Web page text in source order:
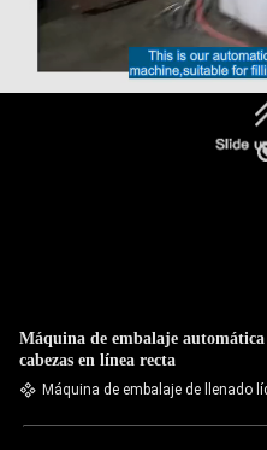
Máquina de embalaje
cabezas en línea recta
Máquina de embalaje de llenado